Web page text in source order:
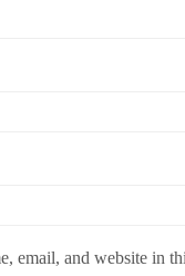
email, and website in